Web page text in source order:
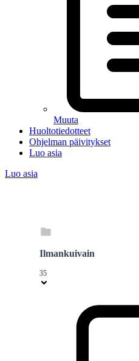
Muuta
Huoltotiedotteet
Ohjelman päivitykset
Luo asia
Luo asia
Ilmankuivain
35